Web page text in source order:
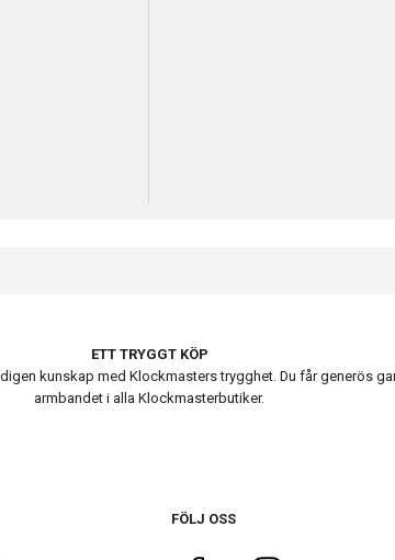
ETT TRYGGT KÖP
kunskap med Klockmasters trygghet. Du får generös
armbandet i alla Klockmasterbutiker.
FÖLJ OSS